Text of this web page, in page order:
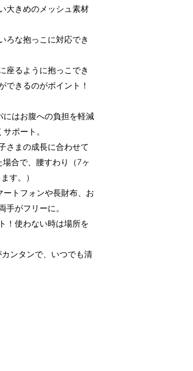
大きめのメッシュ素材
ろな抱っこに対応でき
座るように抱っこでき
できるのがポイント！
にはお腹への負担を軽減
ポート。
さまの成長に合わせて
合で、腰すわり（7ヶ
す。）
ートフォンや長財布、お
がフリーに。
！使わない時は場所を
ンタンで、いつでも清